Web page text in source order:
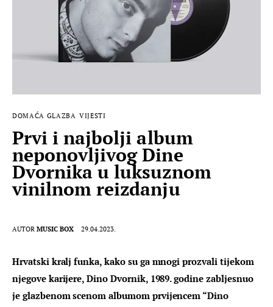
FILM
MUSIC BOX
DOMAĆA GLAZBA VIJESTI
Prvi i najbolji album
neponovljivog Dine
Dvornika u luksuznom
vinilnom reizdanju
AUTOR MUSIC BOX 29.04.2023.
Hrvatski kralj funka, kako su ga mnogi prozvali tijekom
njegove karijere, Dino Dvornik, 1989. godine zabljesnuo
je glazbenom scenom albumom prvijencem “Dino